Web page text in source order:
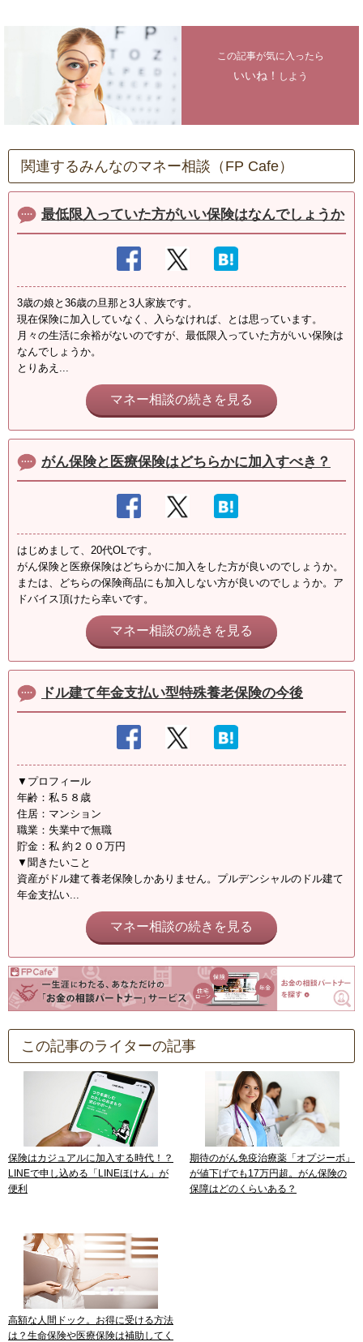
この記事が気に入ったら
いいね！ しよう
関連するみんなのマネー相談（FP Cafe）
最低限入っていた方がいい保険はなんでしょうか
3歳の娘と36歳の旦那と3人家族です。
現在保険に加入していなく、入らなければ、とは思っています。
月々の生活に余裕がないのですが、最低限入っていた方がいい保険は
なんでしょうか。
とりあえ...
マネー相談の続きを見る
がん保険と医療保険はどちらかに加入すべき？
はじめまして、20代OLです。
がん保険と医療保険はどちらかに加入をした方が良いのでしょうか。
または、どちらの保険商品にも加入しない方が良いのでしょうか。ア
ドバイス頂けたら幸いです。
マネー相談の続きを見る
ドル建て年金支払い型特殊養老保険の今後
▼プロフィール
年齢：私５８歳
住居：マンション
職業：失業中で無職
貯金：私 約２００万円
▼聞きたいこと
資産がドル建て養老保険しかありません。プルデンシャルのドル建て
年金支払い...
マネー相談の続きを見る
この記事のライターの記事
保険はカジュアルに加入する時代！？
LINEで申し込める「LINEほけん」が
便利
期待のがん免疫治療薬「オプジーボ」
が値下げでも17万円超。がん保険の
保障はどのくらいある？
高額な人間ドック。お得に受ける方法
は？生命保険や医療保険は補助してく